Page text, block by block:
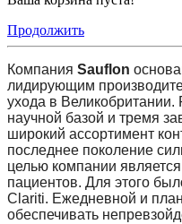
Продолжить
Компания Sauflon
лидирующим
ухода в Великобритании.
научной базой и тремя
широкий ассортимент
последнее поколение
целью компании
пациентов. Для этого
Clariti. Ежедневной и
обеспечивать